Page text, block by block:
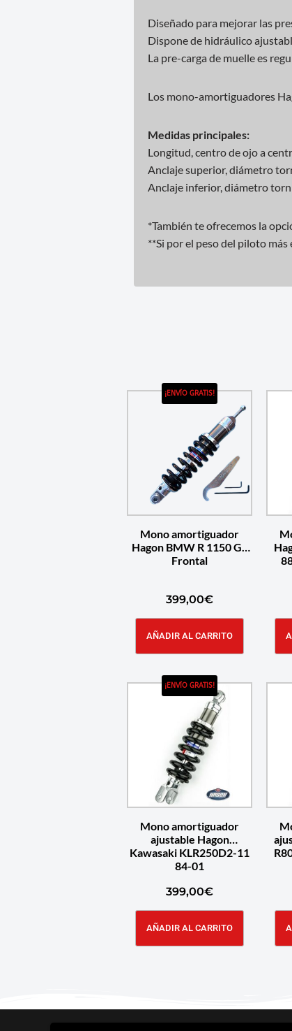
Diseñado para mejorar las
Dispone de hidráulico
La pre-carga de muelle es
Los mono-amortiguadores
Medidas principales:
Longitud, centro de ojo a
Anclaje superior, diámetro
Anclaje inferior, diámetro
*También te ofrecemos la
**Si por el peso del piloto
¡ENVÍO GRATIS!
Mono amortiguador
Hagon BMW R 1150 GS
Frontal
399,00€
AÑADIR AL CARRITO
¡ENVÍO GRATIS!
Mono amortiguador
ajustable Hagon
Kawasaki KLR250D2-11
84-01
399,00€
AÑADIR AL CARRITO